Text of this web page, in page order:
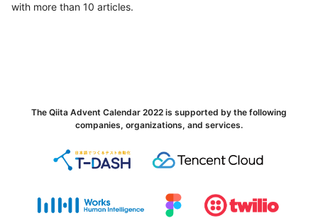
with more than 10 articles.
The Qiita Advent Calendar 2022 is supported by the following
companies, organizations, and services.